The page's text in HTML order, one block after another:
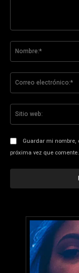
Guardar mi nombre,
próxima vez que comente.